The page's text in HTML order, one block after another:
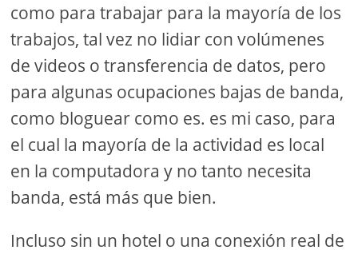
como para trabajar para la mayoría de los
trabajos, tal vez no lidiar con volúmenes
de videos o transferencia de datos, pero
para algunas ocupaciones bajas de banda,
como bloguear como es. es mi caso, para
el cual la mayoría de la actividad es local
en la computadora y no tanto necesita
banda, está más que bien.
Incluso sin un hotel o una conexión real de